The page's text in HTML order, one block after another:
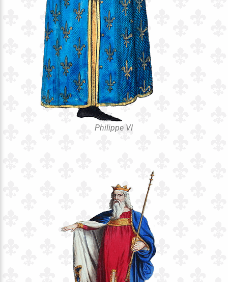
Philippe VI